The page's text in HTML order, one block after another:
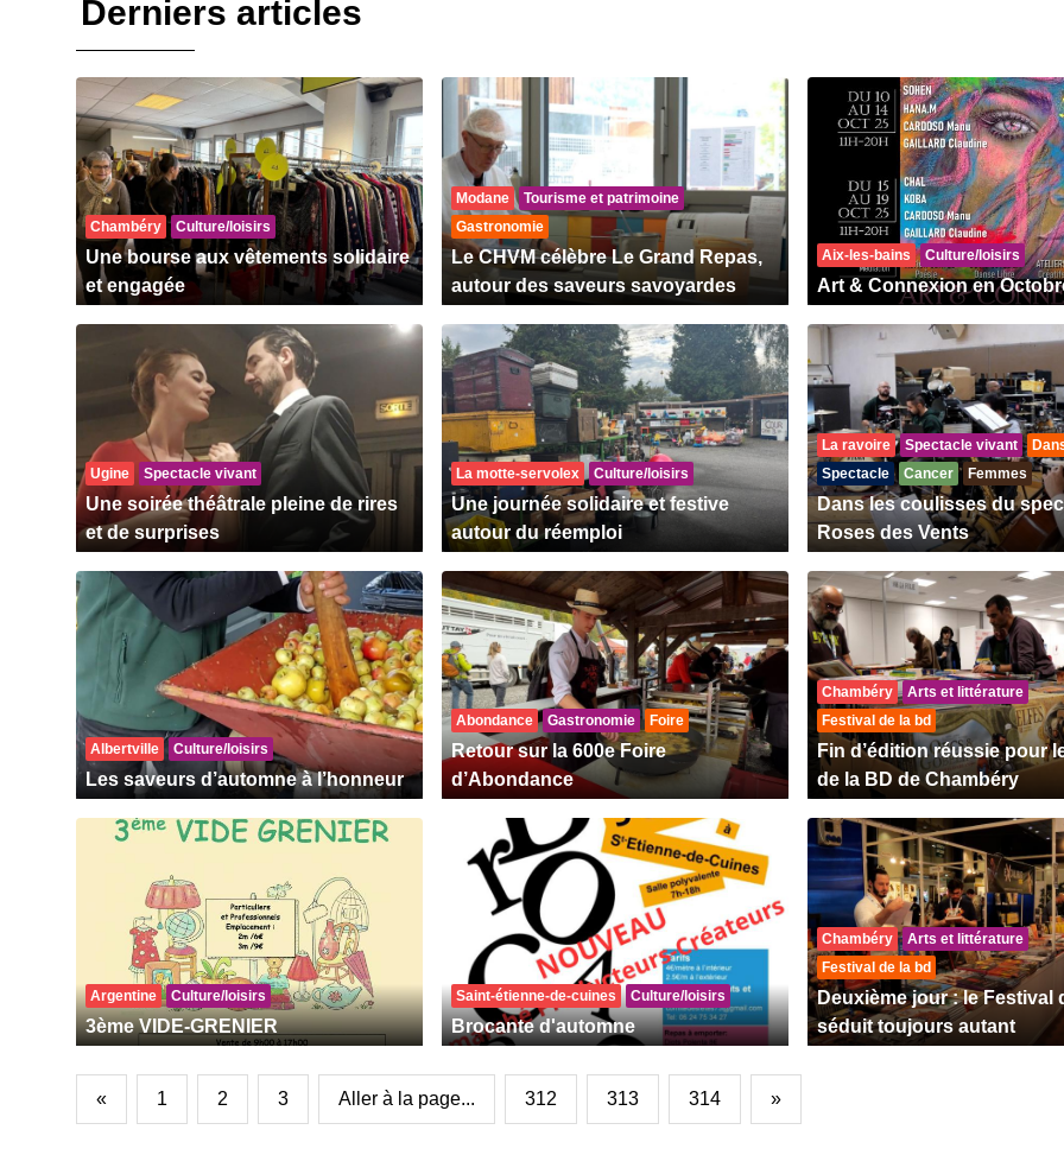
Derniers articles
Chambéry Culture/loisirs
Une bourse aux vêtements solidaire
et engagée
Modane
Tourisme et patrimoine
Gastronomie
Le CHVM célèbre Le Grand Repas,
autour des saveurs savoyardes
Aix-les-bains Culture/loisirs
Art & Connexion en
Ugine Spectacle vivant
Une soirée théâtrale pleine de rires
et de surprises
La motte-servolex Culture/loisirs
Une journée solidaire et festive
autour du réemploi
La ravoire Spectacle vivant
Spectacle
Cancer Femmes
Dans les coulisses du
Roses des Vents
Albertville Culture/loisirs
Les saveurs d’automne à l’honneur
Abondance Gastronomie Foire
Retour sur la 600e Foire
d’Abondance
Chambéry
Arts et littérature
Festival de la bd
Fin d’édition réussie pour
de la BD de Chambéry
Argentine Culture/loisirs
3ème VIDE-GRENIER
Saint-étienne-de-cuines Culture/loisirs
Brocante d'automne
Chambéry
Arts et littérature
Festival de la bd
Deuxième jour : le Festival
séduit toujours autant
« 1 2 3 Aller à la page... 312 313 314 »